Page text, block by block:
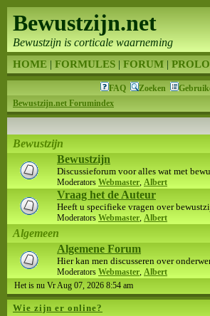
FAQ Zoeken
Bewustzijn.net Forumindex
Bewustzijn
Bewustzijn
Discussieforum voor alles wat met
Moderators Webmaster, Albert
Vraag het de Auteur
Heeft u specifieke vragen over
Moderators Webmaster, Albert
Algemeen
Algemene Forum
Hier kan men discusseren over
Moderators Webmaster, Albert
Het is nu Vr Aug 07, 2026 8:54 am
Wie zijn er online?
Bewustzijn.net
Bewustzijn is corticale waarneming
HOME | FORMULES | FORUM |